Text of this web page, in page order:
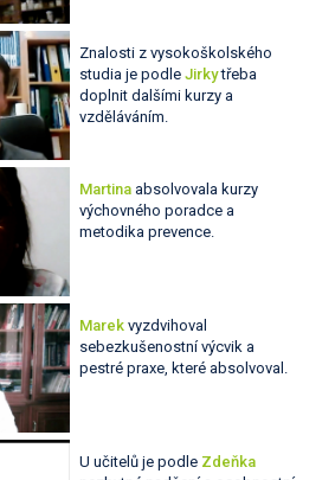
Znalosti z vysokoškolského
studia je podleJirkytřeba
doplnit dalšími kurzy a
vzděláváním.
Martina absolvovala kurzy
výchovného poradce a
metodika prevence.
Marek vyzdvihoval
sebezkušenostní výcvik a
pestré praxe, které absolvoval.
U učitelů je podle Zdeňka